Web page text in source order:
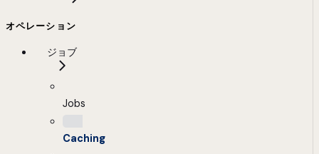
オペレーション
ジョブ
Jobs
Caching